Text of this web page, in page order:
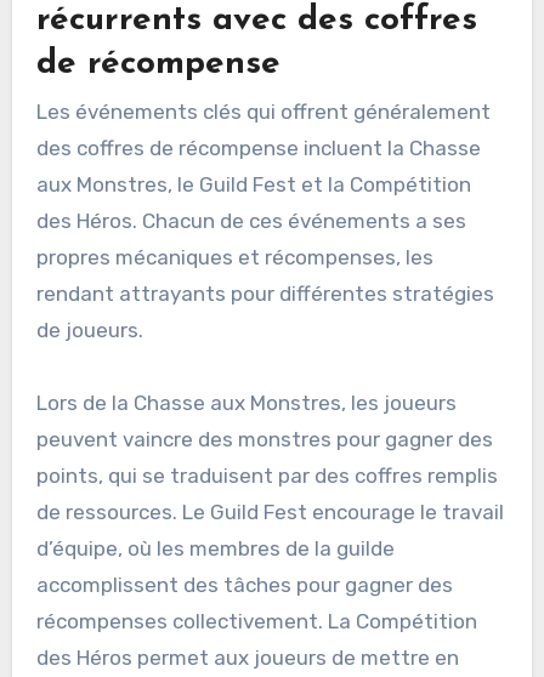
récurrents avec des coffres
de récompense
Les événements clés qui offrent généralement
des coffres de récompense incluent la Chasse
aux Monstres, le Guild Fest et la Compétition
des Héros. Chacun de ces événements a ses
propres mécaniques et récompenses, les
rendant attrayants pour différentes stratégies
de joueurs.
Lors de la Chasse aux Monstres, les joueurs
peuvent vaincre des monstres pour gagner des
points, qui se traduisent par des coffres remplis
de ressources. Le Guild Fest encourage le travail
d’équipe, où les membres de la guilde
accomplissent des tâches pour gagner des
récompenses collectivement. La Compétition
des Héros permet aux joueurs de mettre en